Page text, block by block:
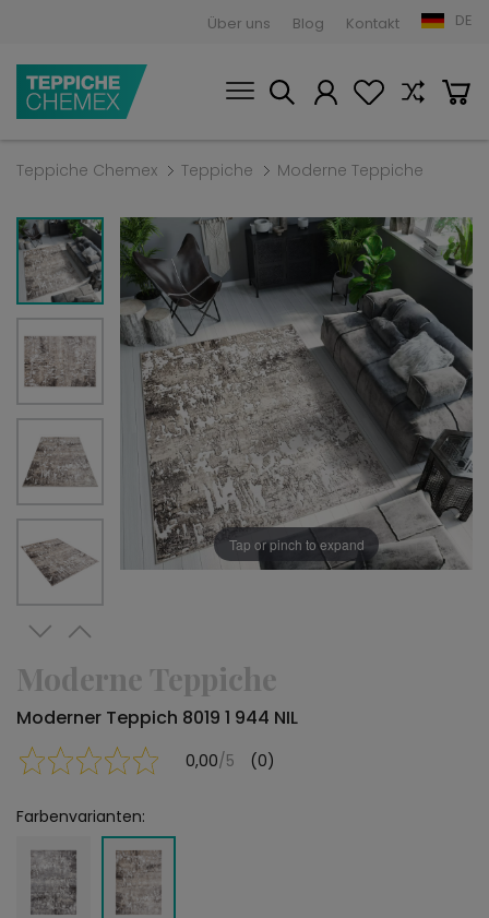
Über uns Blog Kontakt DE
Teppiche Chemex Teppiche Moderne Teppiche
Tap or pinch to expand
Moderne Teppiche
Moderner Teppich 8019 1 944 NIL
0,00/5 (0)
Farbenvarianten: